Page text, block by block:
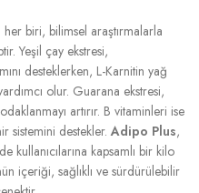
biri, bilimsel araştırmalarla
Yeşil çay ekstresi,
desteklerken, L-Karnitin yağ
olur. Guarana ekstresi,
artırır. B vitaminleri ise
sistemini destekler.Adipo Plus,
kullanıcılarına kapsamlı bir kilo
içeriği, sağlıklı ve sürdürülebilir